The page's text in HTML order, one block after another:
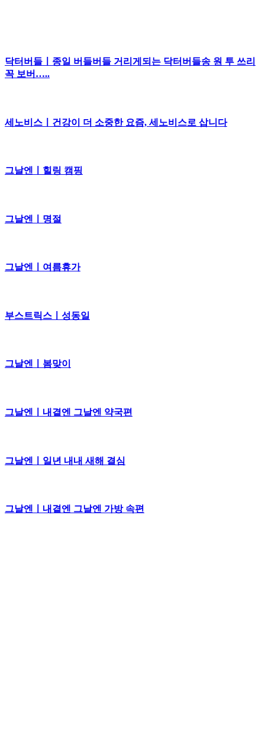
닥터버들ㅣ종일 버들버들 거리게되는 닥터버들송 원 투 쓰리
꼭 보버…..
세노비스ㅣ건강이 더 소중한 요즘, 세노비스로 삽니다
그날엔ㅣ힐링 캠핑
그날엔ㅣ명절
그날엔ㅣ여름휴가
부스트릭스ㅣ성동일
그날엔ㅣ봄맞이
그날엔ㅣ내곁엔 그날엔 약국편
그날엔ㅣ일년 내내 새해 결심
그날엔ㅣ내곁엔 그날엔 가방 속편